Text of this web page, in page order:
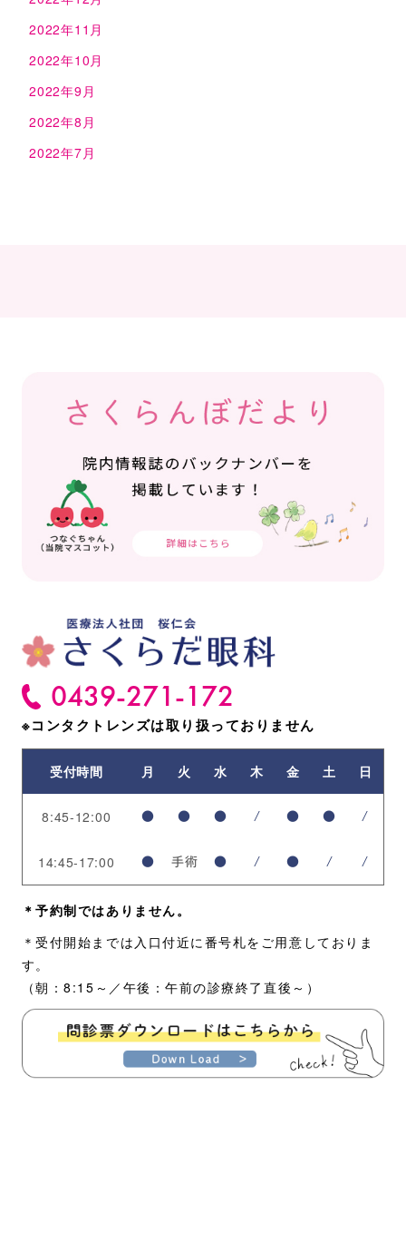
2022年11月
2022年10月
2022年9月
2022年8月
2022年7月
0439-271-172
※コンタクトレンズは取り扱っておりません
受付時間 月 火 水 木 金 土 日
8:45-12:00 ● ● ● / ● ● /
14:45-17:00 ● 手術 ● / ● / /
＊予約制ではありません。
＊受付開始までは入口付近に番号札をご用意しておりま
す。
（朝：8:15～／午後：午前の診療終了直後～）